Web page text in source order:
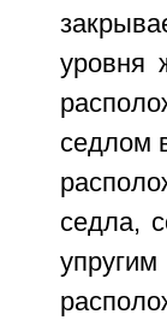
уровня
седлом
седла,